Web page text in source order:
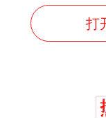
打